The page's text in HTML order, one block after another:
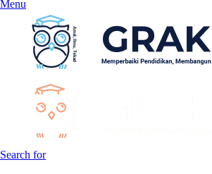
Menu
Search for